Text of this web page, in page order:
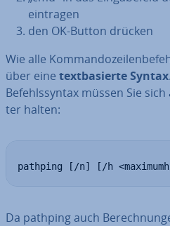
eintragen
den OK-Button drücken
Wie alle
über eine text­ba­sier­te Syntax
Be­fehls­syn­tax müssen Sie
ter halten:
pathping [/n] [/h
Da pathping auch